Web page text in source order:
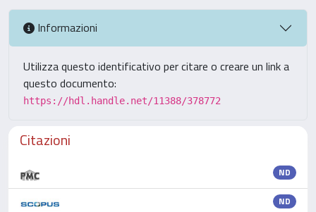
Informazioni
Utilizza questo identificativo per citare o creare un link a
questo documento:
https://hdl.handle.net/11388/378772
Citazioni
ND
ND